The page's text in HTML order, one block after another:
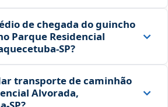
de chegada do guincho
Parque Residencial
transporte de caminhão
Alvorada,